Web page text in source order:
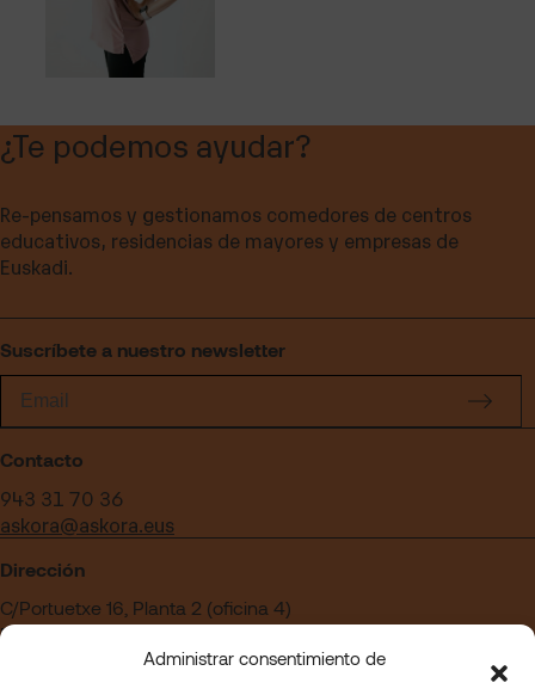
Administrar consentimiento de
¿Te podemos ayudar?
Re-pensamos y gestionamos comedores de centros
educativos, residencias de mayores y empresas de
Euskadi.
Suscríbete a nuestro newsletter
Contacto
943 31 70 36
askora@askora.eus
Dirección
C/Portuetxe 16, Planta 2 (oficina 4)
Edificio Blanca Vinuesa
20018 San Sebastián – Gipuzkoa